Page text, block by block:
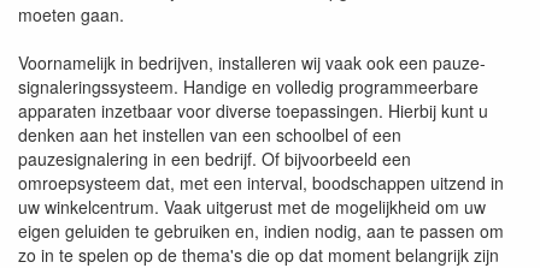
moeten gaan.
Voornamelijk in bedrijven, installeren wij vaak ook een pauze-
signaleringssysteem. Handige en volledig programmeerbare
apparaten inzetbaar voor diverse toepassingen. Hierbij kunt u
denken aan het instellen van een schoolbel of een
pauzesignalering in een bedrijf. Of bijvoorbeeld een
omroepsysteem dat, met een interval, boodschappen uitzend in
uw winkelcentrum. Vaak uitgerust met de mogelijkheid om uw
eigen geluiden te gebruiken en, indien nodig, aan te passen om
zo in te spelen op de thema's die op dat moment belangrijk zijn